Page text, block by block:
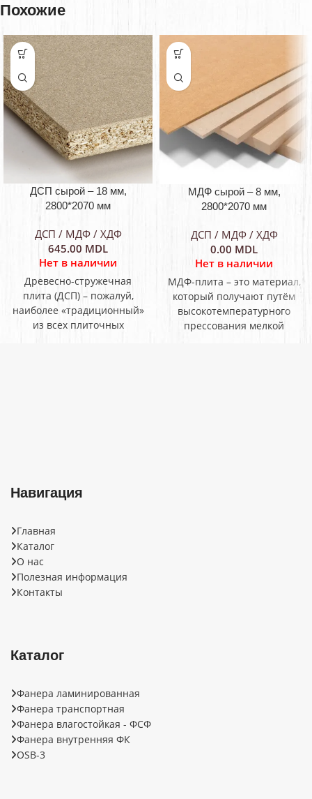
Похожие
ДСП сырой – 18 мм,
2800*2070 мм
ДСП / МДФ / ХДФ
645.00 MDL
Нет в наличии
Древесно-стружечная
плита (ДСП) – пожалуй,
наиболее «традиционный»
из всех плиточных
МДФ сырой – 8 мм,
2800*2070 мм
ДСП / МДФ / ХДФ
0.00 MDL
Нет в наличии
МДФ-плита – это материал,
который получают путём
высокотемпературного
прессования мелкой
Навигация
Главная
Каталог
О нас
Полезная информация
Контакты
Каталог
Фанера ламинированная
Фанера транспортная
Фанера влагостойкая - ФСФ
Фанера внутренняя ФК
OSB-3